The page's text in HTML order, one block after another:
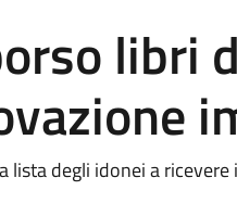
libri
lista degli idonei a